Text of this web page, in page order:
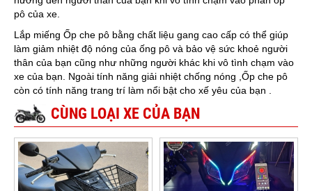
pô của xe.
Lắp miếng Ốp che pô bằng chất liệu gang cao cấp có thể giúp
làm giảm nhiệt độ nóng của ống pô và bảo vệ sức khoẻ người
thân của bạn cũng như những người khác khi vô tình chạm vào
xe của bạn. Ngoài tính năng giải nhiệt chống nóng ,Ốp che pô
còn có tính năng trang trí làm nổi bật cho xế yêu của bạn .
CÙNG LOẠI XE CỦA BẠN